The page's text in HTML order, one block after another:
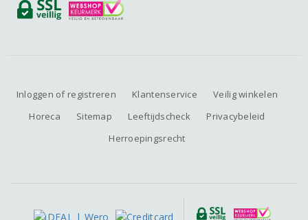
Inloggen of registreren Klantenservice
Veilig winkelen
Horeca
Sitemap Leeftijdscheck
Privacybeleid
Herroepingsrecht